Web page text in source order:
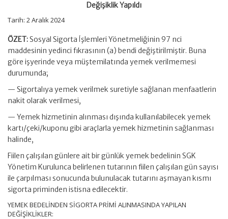
Değişiklik Yapıldı
Tarih: 2 Aralık 2024
ÖZET:Sosyal Sigorta İşlemleri Yönetmeliğinin 97 nci
maddesinin yedinci fıkrasının (a) bendi değiştirilmiştir. Buna
göre işyerinde veya müştemilatında yemek verilmemesi
durumunda;
— Sigortalıya yemek verilmek suretiyle sağlanan menfaatlerin
nakit olarak verilmesi,
— Yemek hizmetinin alınması dışında kullanılabilecek yemek
kartı/çeki/kuponu gibi araçlarla yemek hizmetinin sağlanması
halinde,
Fiilen çalışılan günlere ait bir günlük yemek bedelinin SGK
Yönetim Kurulunca belirlenen tutarının fiilen çalışılan gün sayısı
ile çarpılması sonucunda bulunulacak tutarını aşmayan kısmı
sigorta priminden istisna edilecektir.
YEMEK BEDELİNDEN SİGORTA PRİMİ ALINMASINDA YAPILAN
DEĞİŞİKLİKLER: